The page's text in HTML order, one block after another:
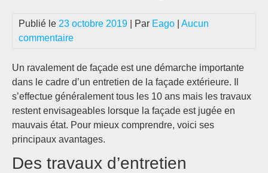
Publié le 23 octobre 2019 | Par Eago
Aucun
commentaire
Un ravalement de façade est une démarche importante
dans le cadre d’un entretien de la façade extérieure. Il
s’effectue généralement tous les 10 ans mais les travaux
restent envisageables lorsque la façade est jugée en
mauvais état. Pour mieux comprendre, voici ses
principaux avantages.
Des travaux d’entretien